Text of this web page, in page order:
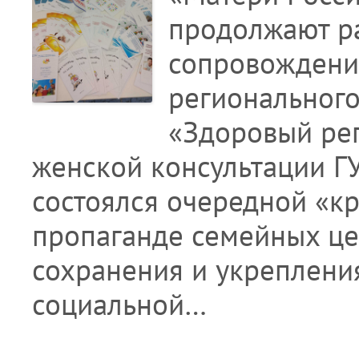
продолжают
«Здоровый
женской консультации
состоялся очередной
пропаганде семейных
сохранения и
социальной…